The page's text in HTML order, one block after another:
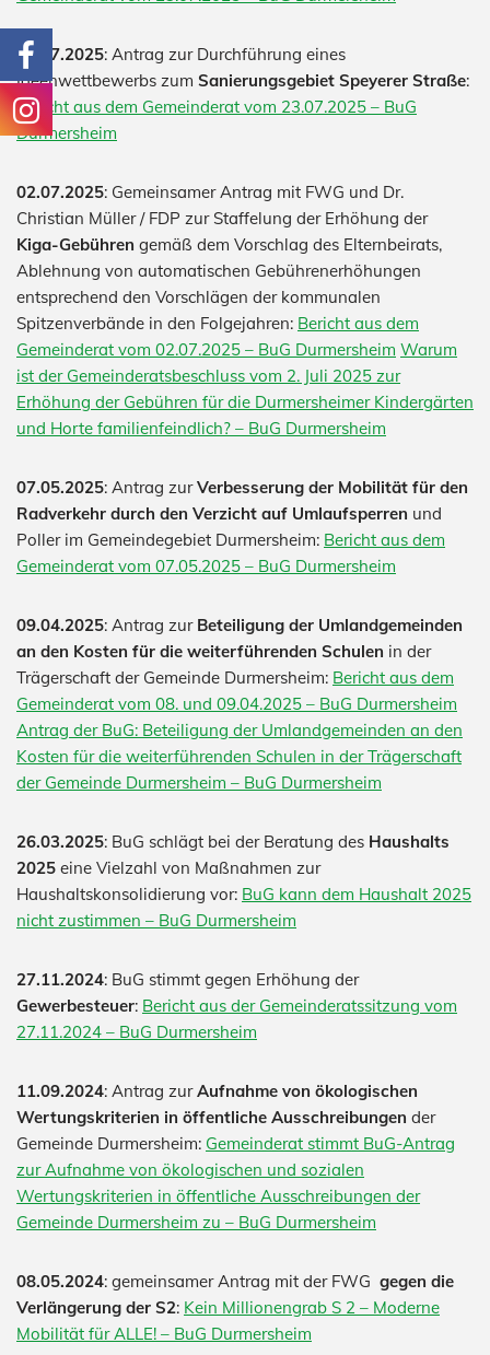
23.07.2025: Antrag zur Durchführung eines
Ideenwettbewerbs zum Sanierungsgebiet Speyerer Straße:
Bericht aus dem Gemeinderat vom 23.07.2025 – BuG
Durmersheim
02.07.2025: Gemeinsamer Antrag mit FWG und Dr.
Christian Müller / FDP zur Staffelung der Erhöhung der
Kiga-Gebühren gemäß dem Vorschlag des Elternbeirats,
Ablehnung von automatischen Gebührenerhöhungen
entsprechend den Vorschlägen der kommunalen
Spitzenverbände in den Folgejahren: Bericht aus dem
Gemeinderat vom 02.07.2025 – BuG Durmersheim Warum
ist der Gemeinderatsbeschluss vom 2. Juli 2025 zur
Erhöhung der Gebühren für die Durmersheimer Kindergärten
und Horte familienfeindlich? – BuG Durmersheim
07.05.2025: Antrag zurVerbesserung der Mobilität für den
Radverkehr durch den Verzicht auf Umlaufsperren und
Poller im Gemeindegebiet Durmersheim: Bericht aus dem
Gemeinderat vom 07.05.2025 – BuG Durmersheim
09.04.2025: Antrag zur Beteiligung der Umlandgemeinden
an den Kosten für die weiterführenden Schulen in der
Trägerschaft der Gemeinde Durmersheim: Bericht aus dem
Gemeinderat vom 08. und 09.04.2025 – BuG Durmersheim
Antrag der BuG: Beteiligung der Umlandgemeinden an den
Kosten für die weiterführenden Schulen in der Trägerschaft
der Gemeinde Durmersheim – BuG Durmersheim
26.03.2025: BuG schlägt bei der Beratung des Haushalts
2025 eine Vielzahl von Maßnahmen zur
Haushaltskonsolidierung vor: BuG kann dem Haushalt 2025
nicht zustimmen – BuG Durmersheim
27.11.2024: BuG stimmt gegen Erhöhung der
Gewerbesteuer: Bericht aus der Gemeinderatssitzung vom
27.11.2024 – BuG Durmersheim
11.09.2024: Antrag zurAufnahme von ökologischen
Wertungskriterien in öffentliche Ausschreibungen der
Gemeinde Durmersheim: Gemeinderat stimmt BuG-Antrag
zur Aufnahme von ökologischen und sozialen
Wertungskriterien in öffentliche Ausschreibungen der
Gemeinde Durmersheim zu – BuG Durmersheim
08.05.2024: gemeinsamer Antrag mit der FWG gegen die
Verlängerung der S2: Kein Millionengrab S 2 – Moderne
Mobilität für ALLE! – BuG Durmersheim